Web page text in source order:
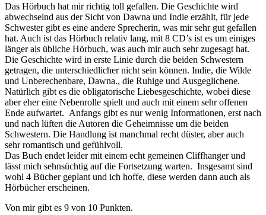
Das Hörbuch hat mir richtig toll gefallen. Die Geschichte wird
abwechselnd aus der Sicht von Dawna und Indie erzählt, für jede
Schwester gibt es eine andere Sprecherin, was mir sehr gut gefallen
hat. Auch ist das Hörbuch relativ lang, mit 8 CD’s ist es um einiges
länger als übliche Hörbuch, was auch mir auch sehr zugesagt hat.
Die Geschichte wird in erste Linie durch die beiden Schwestern
getragen, die unterschiedlicher nicht sein können. Indie, die Wilde
und Unberechenbare, Dawna., die Ruhige und Ausgeglichene.
Natürlich gibt es die obligatorische Liebesgeschichte, wobei diese
aber eher eine Nebenrolle spielt und auch mit einem sehr offenen
Ende aufwartet. Anfangs gibt es nur wenig Informationen, erst nach
und nach lüften die Autoren die Geheimnisse um die beiden
Schwestern. Die Handlung ist manchmal recht düster, aber auch
sehr romantisch und gefühlvoll.
Das Buch endet leider mit einem echt gemeinen Cliffhanger und
lässt mich sehnsüchtig auf die Fortsetzung warten. Insgesamt sind
wohl 4 Bücher geplant und ich hoffe, diese werden dann auch als
Hörbücher erscheinen.
Von mir gibt es 9 von 10 Punkten.